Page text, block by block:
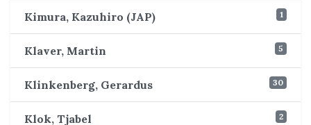
Kimura, Kazuhiro (JAP) 1
Klaver, Martin 5
Klinkenberg, Gerardus 30
Klok, Tjabel 2